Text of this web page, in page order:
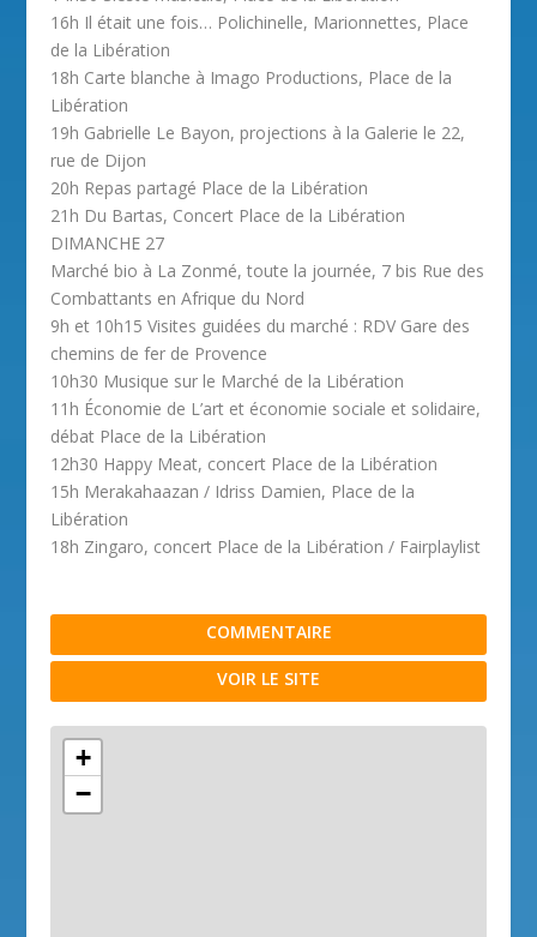
16h Il était une fois… Polichinelle, Marionnettes, Place
de la Libération
18h Carte blanche à Imago Productions, Place de la
Libération
19h Gabrielle Le Bayon, projections à la Galerie le 22,
rue de Dijon
20h Repas partagé Place de la Libération
21h Du Bartas, Concert Place de la Libération
DIMANCHE 27
Marché bio à La Zonmé, toute la journée, 7 bis Rue des
Combattants en Afrique du Nord
9h et 10h15 Visites guidées du marché : RDV Gare des
chemins de fer de Provence
10h30 Musique sur le Marché de la Libération
11h Économie de L’art et économie sociale et solidaire,
débat Place de la Libération
12h30 Happy Meat, concert Place de la Libération
15h Merakahaazan / Idriss Damien, Place de la
Libération
18h Zingaro, concert Place de la Libération / Fairplaylist
COMMENTAIRE
VOIR LE SITE
+
−